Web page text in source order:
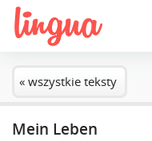
« wszystkie teksty
Mein Leben